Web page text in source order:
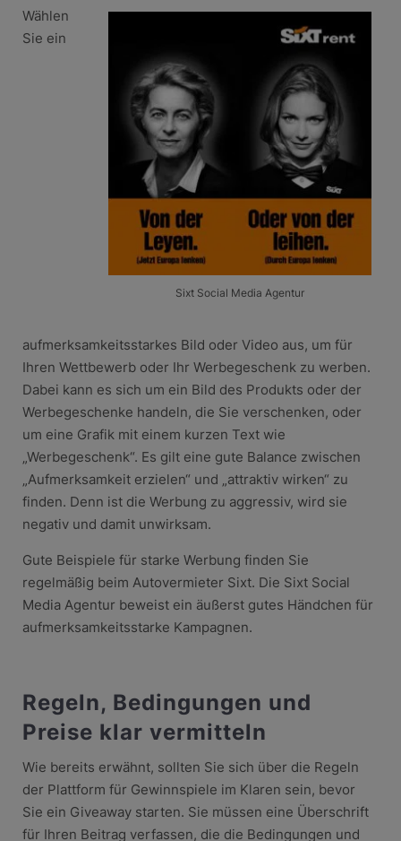
Sixt Social Media Agentur
Wählen
Sie ein
aufmerksamkeitsstarkes Bild oder Video aus, um für
Ihren Wettbewerb oder Ihr Werbegeschenk zu werben.
Dabei kann es sich um ein Bild des Produkts oder der
Werbegeschenke handeln, die Sie verschenken, oder
um eine Grafik mit einem kurzen Text wie
„Werbegeschenk“. Es gilt eine gute Balance zwischen
„Aufmerksamkeit erzielen“ und „attraktiv wirken“ zu
finden. Denn ist die Werbung zu aggressiv, wird sie
negativ und damit unwirksam.
Gute Beispiele für starke Werbung finden Sie
regelmäßig beim Autovermieter Sixt. Die Sixt Social
Media Agentur beweist ein äußerst gutes Händchen für
aufmerksamkeitsstarke Kampagnen.
Regeln, Bedingungen und
Preise klar vermitteln
Wie bereits erwähnt, sollten Sie sich über die Regeln
der Plattform für Gewinnspiele im Klaren sein, bevor
Sie ein Giveaway starten. Sie müssen eine Überschrift
für Ihren Beitrag verfassen, die die Bedingungen und